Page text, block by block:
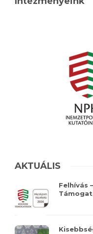
AKTUÁLIS
Felhívás